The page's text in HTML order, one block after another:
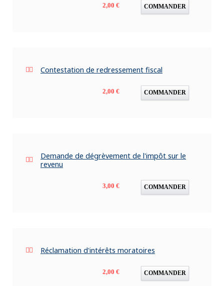
Prix
2,00 € COMMANDER
Contestation de redressement fiscal
Prix
2,00 € COMMANDER
Demande de dégrèvement de l'impôt sur le
revenu
Prix
3,00 € COMMANDER
Réclamation d'intérêts moratoires
Prix
2,00 € COMMANDER